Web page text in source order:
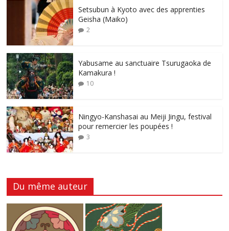
Setsubun à Kyoto avec des apprenties
Geisha (Maiko)
2
Yabusame au sanctuaire Tsurugaoka de
Kamakura !
10
Ningyo-Kanshasai au Meiji Jingu, festival
pour remercier les poupées !
3
Du même auteur